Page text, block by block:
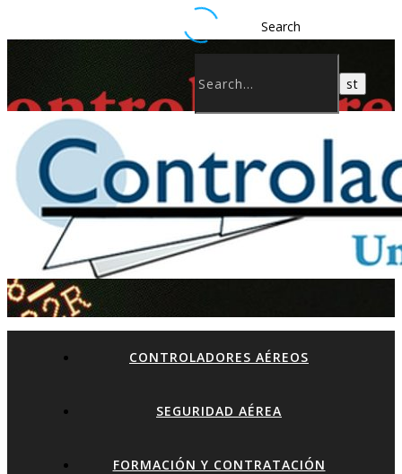
Search
CONTROLADORES AÉREOS
SEGURIDAD AÉREA
FORMACIÓN Y CONTRATACIÓN